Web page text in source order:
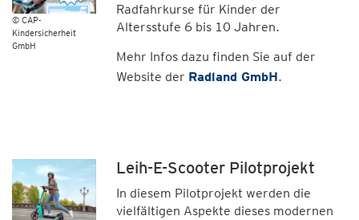
© CAP-
Kindersicherheit
GmbH
Radfahrkurse für Kinder der
Altersstufe 6 bis 10 Jahren.
Mehr Infos dazu finden Sie auf der
Website der Radland GmbH.
Leih-E-Scooter Pilotprojekt
In diesem Pilotprojekt werden die
vielfältigen Aspekte dieses modernen